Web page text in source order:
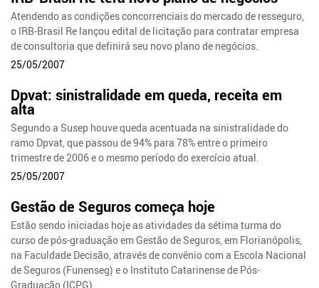
Atendendo as condições concorrenciais do mercado de resseguro,
o IRB-Brasil Re lançou edital de licitação para contratar empresa
de consultoria que definirá seu novo plano de negócios.
25/05/2007
Dpvat: sinistralidade em queda, receita em
alta
Segundo a Susep houve queda acentuada na sinistralidade do
ramo Dpvat, que passou de 94% para 78% entre o primeiro
trimestre de 2006 e o mesmo período do exercício atual.
25/05/2007
Gestão de Seguros começa hoje
Estão sendo iniciadas hoje as atividades da sétima turma do
curso de pós-graduação em Gestão de Seguros, em Florianópolis,
na Faculdade Decisão, através de convênio com a Escola Nacional
de Seguros (Funenseg) e o Instituto Catarinense de Pós-
Graduação (ICPG).